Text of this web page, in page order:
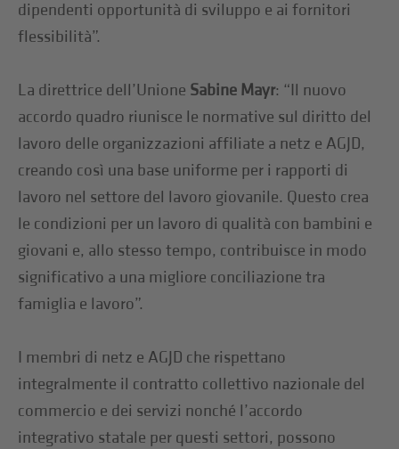
dipendenti opportunità di sviluppo e ai fornitori
flessibilità”.
La direttrice dell’Unione Sabine Mayr: “Il nuovo
accordo quadro riunisce le normative sul diritto del
lavoro delle organizzazioni affiliate a netz e AGJD,
creando così una base uniforme per i rapporti di
lavoro nel settore del lavoro giovanile. Questo crea
le condizioni per un lavoro di qualità con bambini e
giovani e, allo stesso tempo, contribuisce in modo
significativo a una migliore conciliazione tra
famiglia e lavoro”.
I membri di netz e AGJD che rispettano
integralmente il contratto collettivo nazionale del
commercio e dei servizi nonché l’accordo
integrativo statale per questi settori, possono